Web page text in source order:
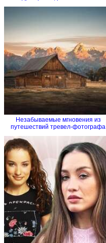
Незабываемые мгновения из
путешествий тревел-фотографа